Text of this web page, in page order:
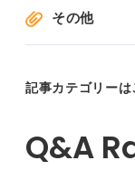
その他
記事カテゴリーは